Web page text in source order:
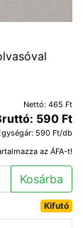
Nettó: 465 Ft
590 Ft
590 Ft/db
az ÁFA-t!
Kosárba
Kifutó